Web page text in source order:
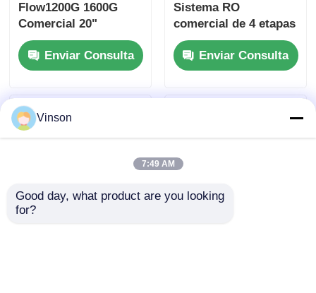
Flow1200G 1600G
Comercial 20"
Sistema RO azul
grande con
recordatorio de filtro
Enviar Consulta
Sistema RO
comercial de 4 etapas
con carcasa de filtro
Jumbo de 10" a
prueba de
Enviar Consulta
Vinson
7:49 AM
Good day, what product are you looking
for?